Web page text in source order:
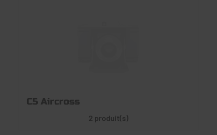
C5 Aircross
2 produit(s)